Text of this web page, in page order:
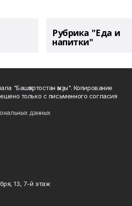
Рубрика "Еда и
напитки"
"Башҡортостан ҡыҙы". Копирование
только с письменного согласия
данных
13, 7-й этаж